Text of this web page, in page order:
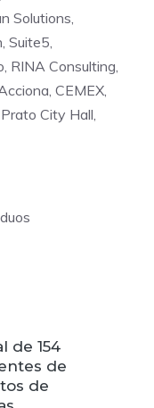
Solutions,
Suite5,
RINA Consulting,
CEMEX,
City Hall,
de 154
de
de